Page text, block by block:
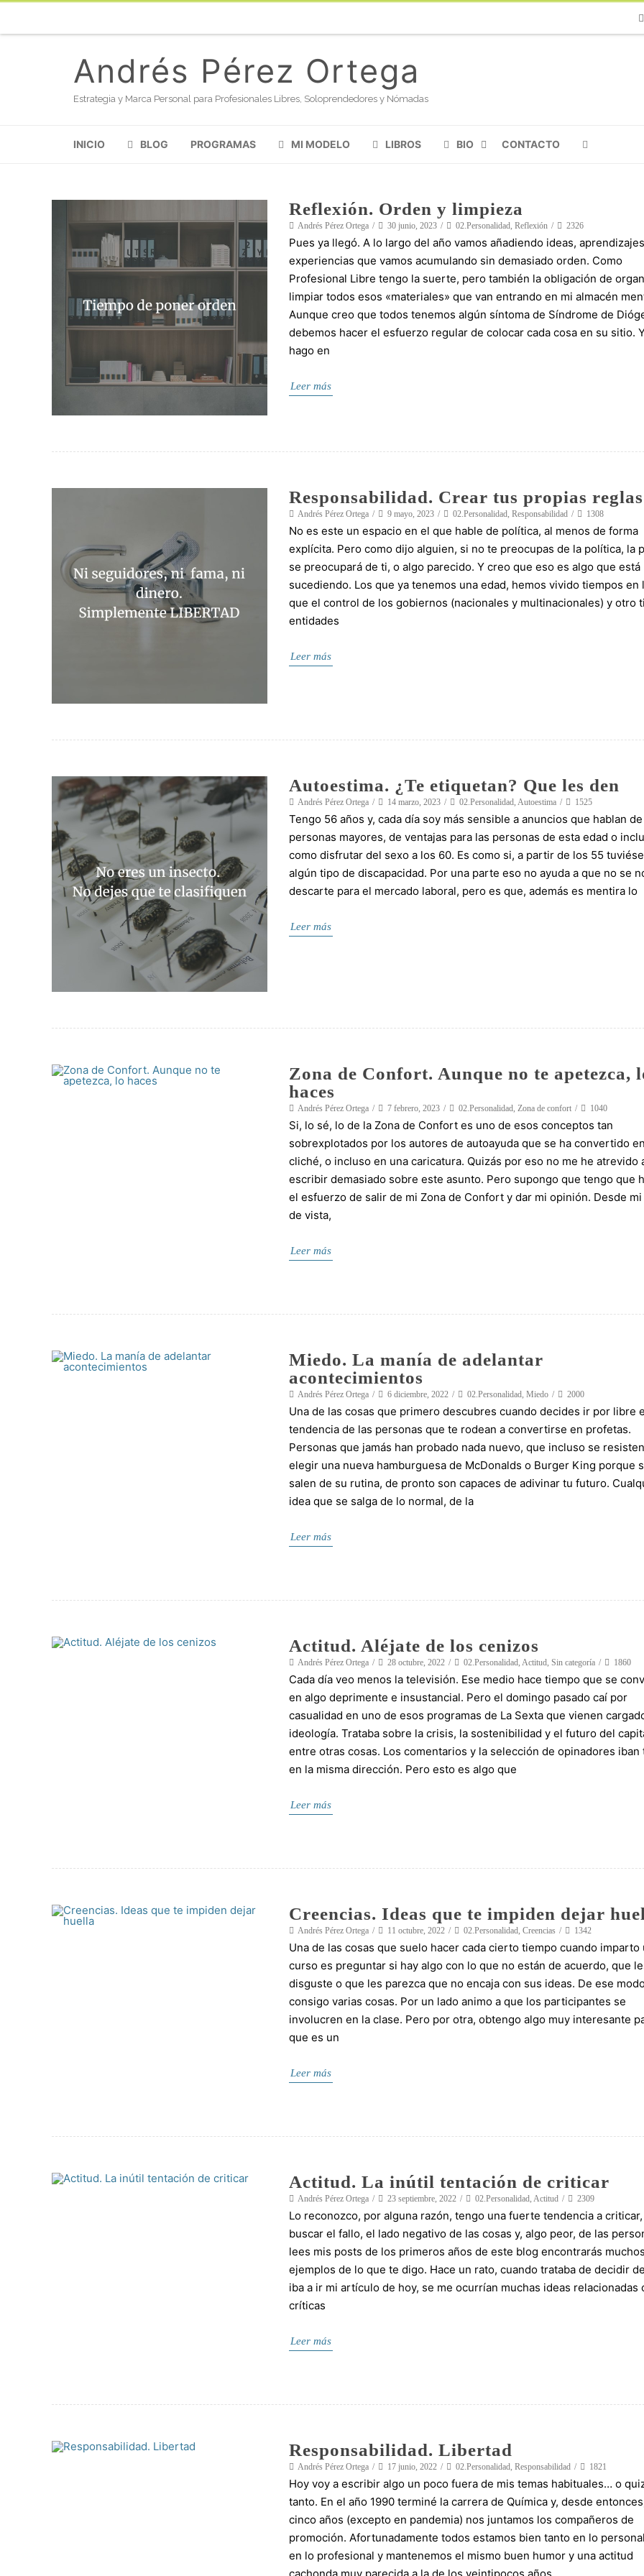
Andrés Pérez Ortega
Estrategia y Marca Personal para Profesionales Libres, Soloprendedores y Nómadas
INICIO BLOG PROGRAMAS MI MODELO LIBROS BIO CONTACTO
Reflexión. Orden y limpieza
Andrés Pérez Ortega 30 junio, 2023 02.Personalidad, Reflexión 2326
Pues ya llegó. A lo largo del año vamos añadiendo ideas,
experiencias que vamos acumulando sin demasiado orden. Como
Profesional Libre tengo la suerte, pero también la obligación de
limpiar todos esos «materiales» que van entrando en mi almacén
Aunque creo que todos tenemos algún síntoma de Síndrome de
debemos hacer el esfuerzo regular de colocar cada cosa en su sitio.
hago en
Leer más
Responsabilidad. Crear tus propias reglas
Andrés Pérez Ortega 9 mayo, 2023 02.Personalidad, Responsabilidad 1308
No es este un espacio en el que hable de política, al menos de forma
explícita. Pero como dijo alguien, si no te preocupas de la política, la
se preocupará de ti, o algo parecido. Y creo que eso es algo que está
sucediendo. Los que ya tenemos una edad, hemos vivido tiempos en
que el control de los gobiernos (nacionales y multinacionales) y otro
entidades
Leer más
Autoestima. ¿Te etiquetan? Que les den
Andrés Pérez Ortega 14 marzo, 2023 02.Personalidad, Autoestima 1525
Tengo 56 años y, cada día soy más sensible a anuncios que hablan de
personas mayores, de ventajas para las personas de esta edad o
como disfrutar del sexo a los 60. Es como si, a partir de los 55
algún tipo de discapacidad. Por una parte eso no ayuda a que no se
descarte para el mercado laboral, pero es que, además es mentira lo
Leer más
Zona de Confort. Aunque no te apetezca,
haces
Andrés Pérez Ortega 7 febrero, 2023 02.Personalidad, Zona de confort 1040
Si, lo sé, lo de la Zona de Confort es uno de esos conceptos tan
sobrexplotados por los autores de autoayuda que se ha convertido
cliché, o incluso en una caricatura. Quizás por eso no me he atrevido
escribir demasiado sobre este asunto. Pero supongo que tengo que
el esfuerzo de salir de mi Zona de Confort y dar mi opinión. Desde
de vista,
Leer más
Miedo. La manía de adelantar
acontecimientos
Andrés Pérez Ortega 6 diciembre, 2022 02.Personalidad, Miedo 2000
Una de las cosas que primero descubres cuando decides ir por libre
tendencia de las personas que te rodean a convertirse en profetas.
Personas que jamás han probado nada nuevo, que incluso se
elegir una nueva hamburguesa de McDonalds o Burger King porque
salen de su rutina, de pronto son capaces de adivinar tu futuro.
idea que se salga de lo normal, de la
Leer más
Actitud. Aléjate de los cenizos
Andrés Pérez Ortega 28 octubre, 2022 02.Personalidad, Actitud, Sin categoría 1860
Cada día veo menos la televisión. Ese medio hace tiempo que se
en algo deprimente e insustancial. Pero el domingo pasado caí por
casualidad en uno de esos programas de La Sexta que vienen
ideología. Trataba sobre la crisis, la sostenibilidad y el futuro del
entre otras cosas. Los comentarios y la selección de opinadores iban
en la misma dirección. Pero esto es algo que
Leer más
Creencias. Ideas que te impiden dejar
Andrés Pérez Ortega 11 octubre, 2022 02.Personalidad, Creencias 1342
Una de las cosas que suelo hacer cada cierto tiempo cuando imparto
curso es preguntar si hay algo con lo que no están de acuerdo, que
disguste o que les parezca que no encaja con sus ideas. De ese
consigo varias cosas. Por un lado animo a que los participantes se
involucren en la clase. Pero por otra, obtengo algo muy interesante
que es un
Leer más
Actitud. La inútil tentación de criticar
Andrés Pérez Ortega 23 septiembre, 2022 02.Personalidad, Actitud 2309
Lo reconozco, por alguna razón, tengo una fuerte tendencia a criticar,
buscar el fallo, el lado negativo de las cosas y, algo peor, de las
lees mis posts de los primeros años de este blog encontrarás muchos
ejemplos de lo que te digo. Hace un rato, cuando trataba de decidir
iba a ir mi artículo de hoy, se me ocurrían muchas ideas relacionadas
críticas
Leer más
Responsabilidad. Libertad
Andrés Pérez Ortega 17 junio, 2022 02.Personalidad, Responsabilidad 1821
Hoy voy a escribir algo un poco fuera de mis temas habituales… o
tanto. En el año 1990 terminé la carrera de Química y, desde
cinco años (excepto en pandemia) nos juntamos los compañeros de
promoción. Afortunadamente todos estamos bien tanto en lo
en lo profesional y mantenemos el mismo buen humor y una actitud